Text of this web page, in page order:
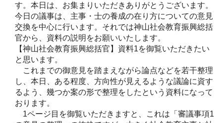
す。本日は、お集まりいただきありがとうございます。
今日の議事は、主事・士の養成の在り方についての意見
交換を中心に行います。それでは神山社会教育振興総括
官から、資料の説明をお願いいたします。
【神山社会教育振興総括官】資料1を御覧いただきたい
と思います。
これまでの御意見を踏まえながら論点などを若干整理
し、本日、ある程度、方向性が見えるような議論に資す
るよう、幾つか案の形で整理をしたという資料になって
おります。
1ページ目を御覧いただきますと、これは「審議事項1